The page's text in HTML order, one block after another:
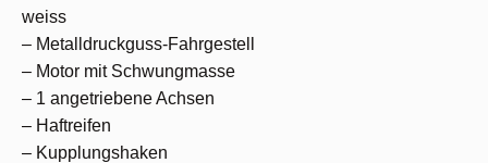
weiss
– Metalldruckguss-Fahrgestell
– Motor mit Schwungmasse
– 1 angetriebene Achsen
– Haftreifen
– Kupplungshaken